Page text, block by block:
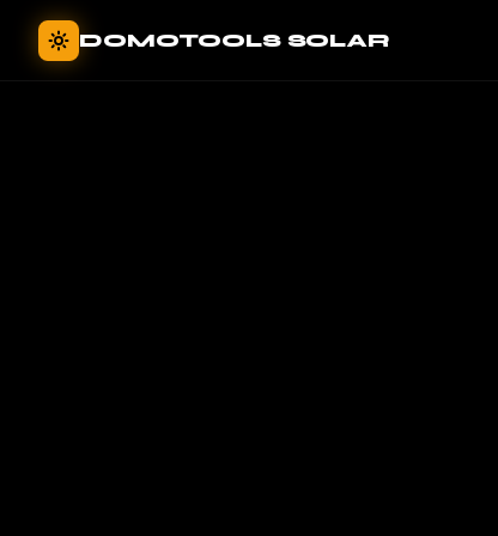
DOMOTOOLS SOLAR
Panneau de gestion des cookies